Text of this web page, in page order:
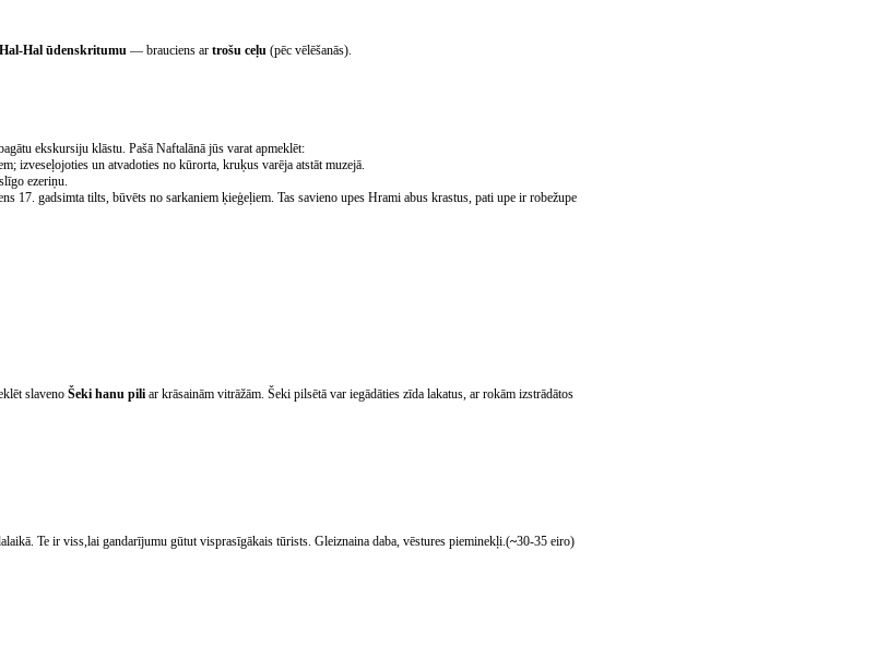
Hal ūdenskritumu — brauciens ar trošu ceļu (pēc vēlēšanās).
ekskursiju klāstu. Pašā Naftalānā jūs varat apmeklēt:
izveseļojoties un atvadoties no kūrorta, kruķus varēja atstāt muzejā.
ezeriņu.
17. gadsimta tilts, būvēts no sarkaniem ķieģeļiem. Tas savieno upes Hrami abus krastus, pati upe ir robežupe
slaveno Šeki hanu pili ar krāsainām vitrāžām. Šeki pilsētā var iegādāties zīda lakatus, ar rokām izstrādātos
Te ir viss,lai gandarījumu gūtut visprasīgākais tūrists. Gleiznaina daba, vēstures pieminekļi.(~30-35 eiro)